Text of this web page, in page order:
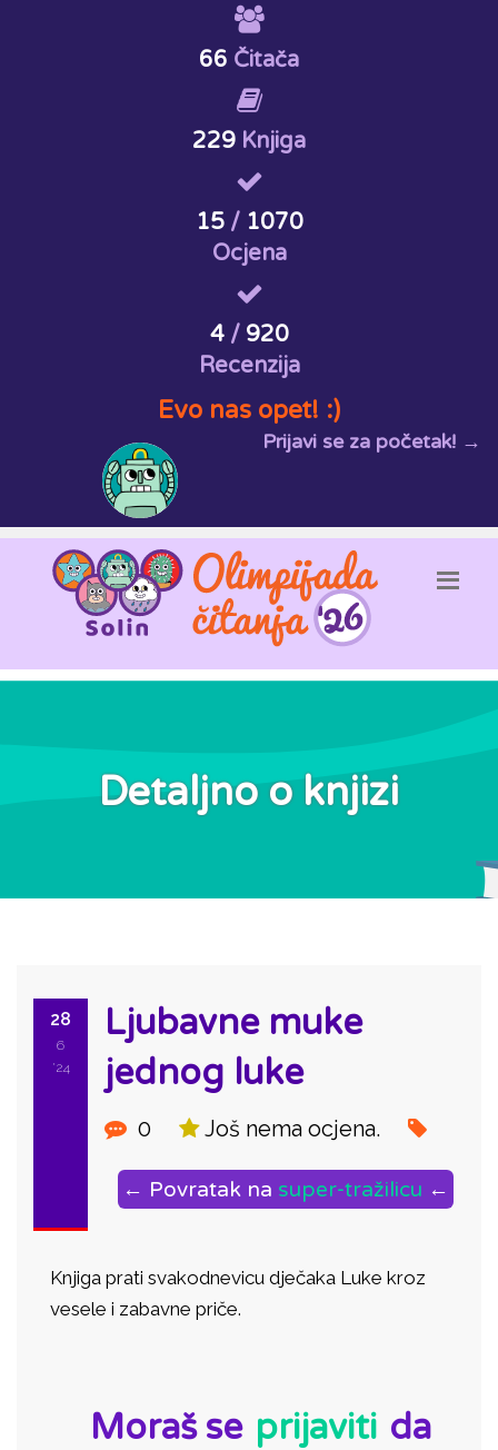
66 Čitača
229 Knjiga
15/ 1070
Ocjena
4/ 920
Recenzija
Evo nas opet! :)
Prijavi se za početak! →
Detaljno o knjizi
28
6
'24
Ljubavne muke
jednog luke
0 Još nema ocjena.
← Povratak na super-tražilicu ←
Knjiga prati svakodnevicu dječaka Luke kroz
vesele i zabavne priče.
Moraš se prijaviti da